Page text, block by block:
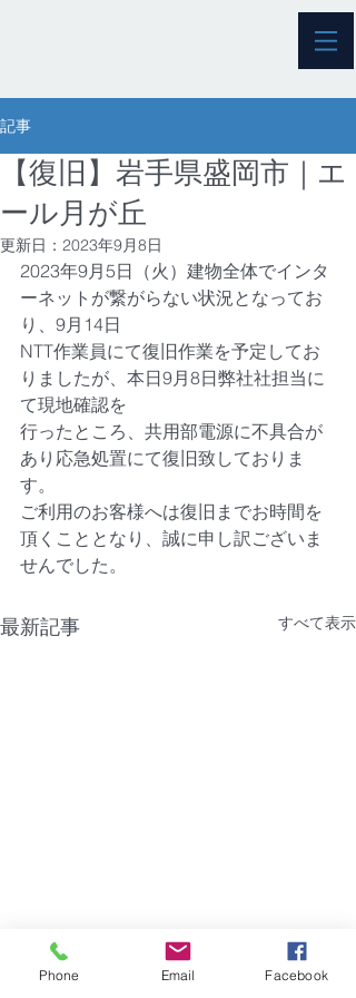
記事
【復旧】岩手県盛岡市｜エ
ール月が丘
更新日： 2023年9月8日
2023年9月5日（火）建物全体でインタ
ーネットが繋がらない状況となってお
り、9月14日
NTT作業員にて復旧作業を予定してお
りましたが、本日9月8日弊社社担当に
て現地確認を
行ったところ、共用部電源に不具合が
あり応急処置にて復旧致しておりま
す。
ご利用のお客様へは復旧までお時間を
頂くこととなり、誠に申し訳ございま
せんでした。
最新記事 すべて表示
【NTT機器障害】福岡市
｜グランフォーレラグゼ
Phone Email Facebook